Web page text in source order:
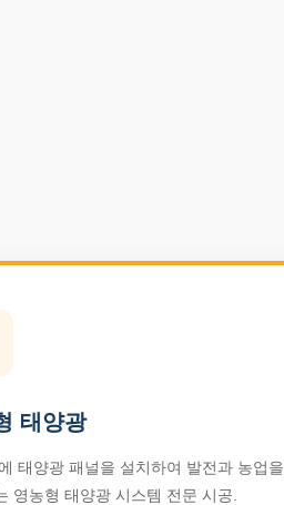
태양광
태양광 패널을 설치하여 발전과 농업을
영농형 태양광 시스템 전문 시공.